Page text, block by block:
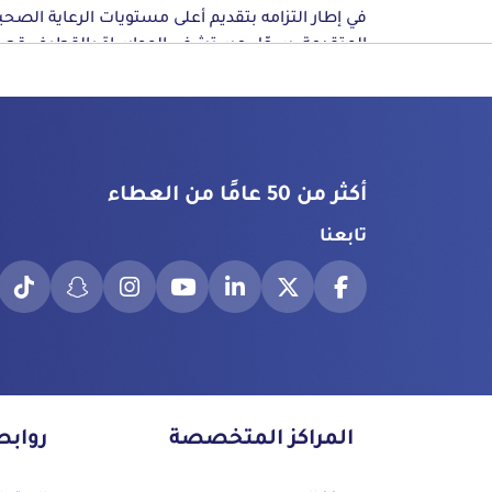
في إطار التزامه بتقديم أعلى مستويات الرعاية
المتقدمة، سجّل مستشفى المواساة بالقطيف
باحترافية عالية مع حالة طارئة معقّدة لمريض
مريضًا في حالة حرجة، حيث أدى الحادث إلى جرح
أسفل العين اليسرى، مع وجود بقايا مواد إسمنتية
الجرح، ما تسبب في تهتك واضح بالأنسجة الرخوة
في الجفون.
وكفاءة عالية، حيث جرى تقديم الإسعافات الأولية
وتنظيف الجرح، والسيطرة على النزيف، بما أسهم في
الدكتور مصطفى محمود – استشاري جراحة الوجه
أكثر من 50 عامًا من العطاء
تابعنا
المراكز المتخصصة